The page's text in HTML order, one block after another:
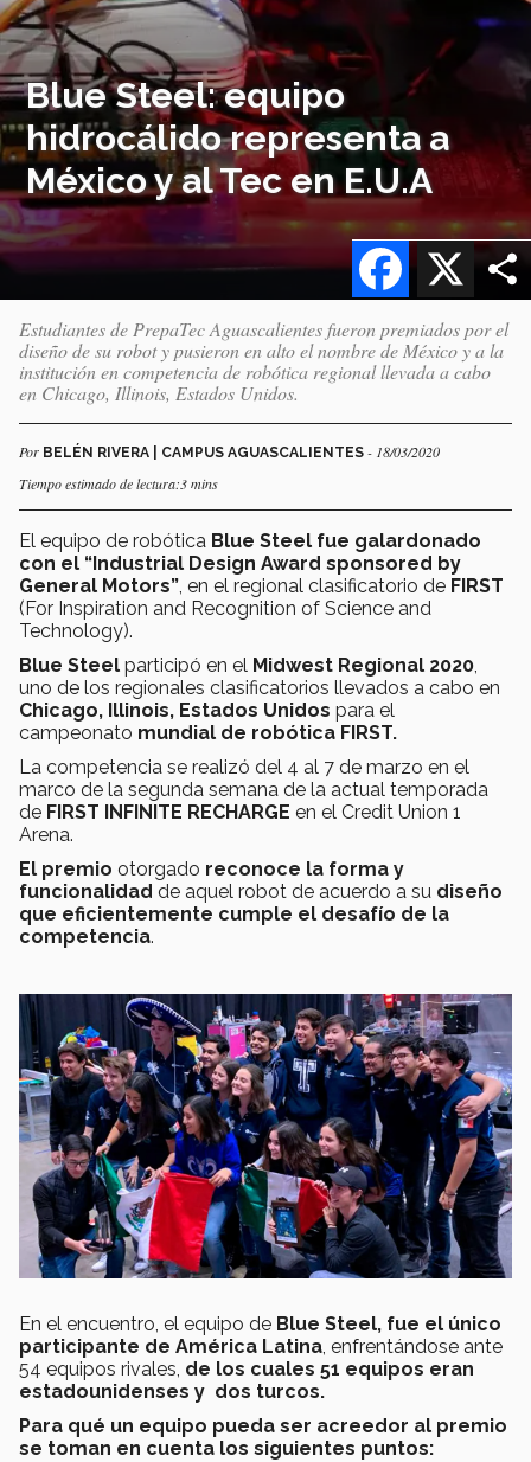
Blue Steel: equipo
hidrocálido representa a
México y al Tec en E.U.A
X
Facebook
Estudiantes de PrepaTec Aguascalientes fueron premiados por el
diseño de su robot y pusieron en alto el nombre de México y a la
institución en competencia de robótica regional llevada a cabo
en Chicago, Illinois, Estados Unidos.
Por BELÉN RIVERA | CAMPUS AGUASCALIENTES - 18/03/2020
Tiempo estimado de lectura:3 mins
El equipo de robótica Blue Steel fue galardonado
con el “Industrial Design Award sponsored by
General Motors” , en el regional clasificatorio de FIRST
(For Inspiration and Recognition of Science and
Technology).
Blue Steel participó en el Midwest Regional 2020
uno de los regionales clasificatorios llevados a cabo en
Chicago, Illinois, Estados Unidos para el
campeonato mundial de robótica FIRST.
La competencia se realizó del 4 al 7 de marzo en el
marco de la segunda semana de la actual temporada
de FIRST INFINITE RECHARGE en el Credit Union 1
Arena.
El premio otorgado reconoce la forma y
funcionalidad de aquel robot de acuerdo a su diseño
que eficientemente cumple el desafío de la
competencia.
En el encuentro, el equipo de Blue Steel, fue el único
participante de América Latina , enfrentándose ante
54 equipos rivales, de los cuales 51 equipos eran
estadounidenses y dos turcos.
Para qué un equipo pueda ser acreedor al premio
se toman en cuenta los siguientes puntos: